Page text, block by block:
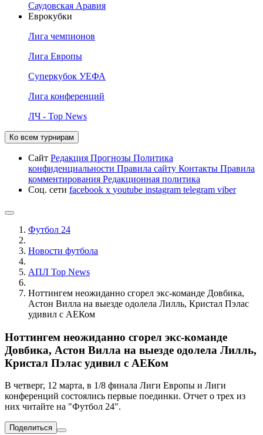
Саудовская Аравия
Еврокубки
Лига чемпионов
Лига Европы
Суперкубок УЕФА
Лига конференций
ЛЧ - Top News
Ко всем турнирам
Сайт Редакция Прогнозы Политика
конфиденциальности Правила сайту Контакты Правила
комментирования Редакционная политика
Соц. сети facebook x youtube instagram telegram viber
Футбол 24
Новости футбола
АПЛ Top News
Ноттингем неожиданно сгорел экс-команде Довбика,
Астон Вилла на выезде одолела Лилль, Кристал Пэлас
удивил с АЕКом
Ноттингем неожиданно сгорел экс-команде
Довбика, Астон Вилла на выезде одолела Лилль,
Кристал Пэлас удивил с АЕКом
В четверг, 12 марта, в 1/8 финала Лиги Европы и Лиги
конференций состоялись первые поединки. Отчет о трех из
них читайте на "Футбол 24".
Поделиться